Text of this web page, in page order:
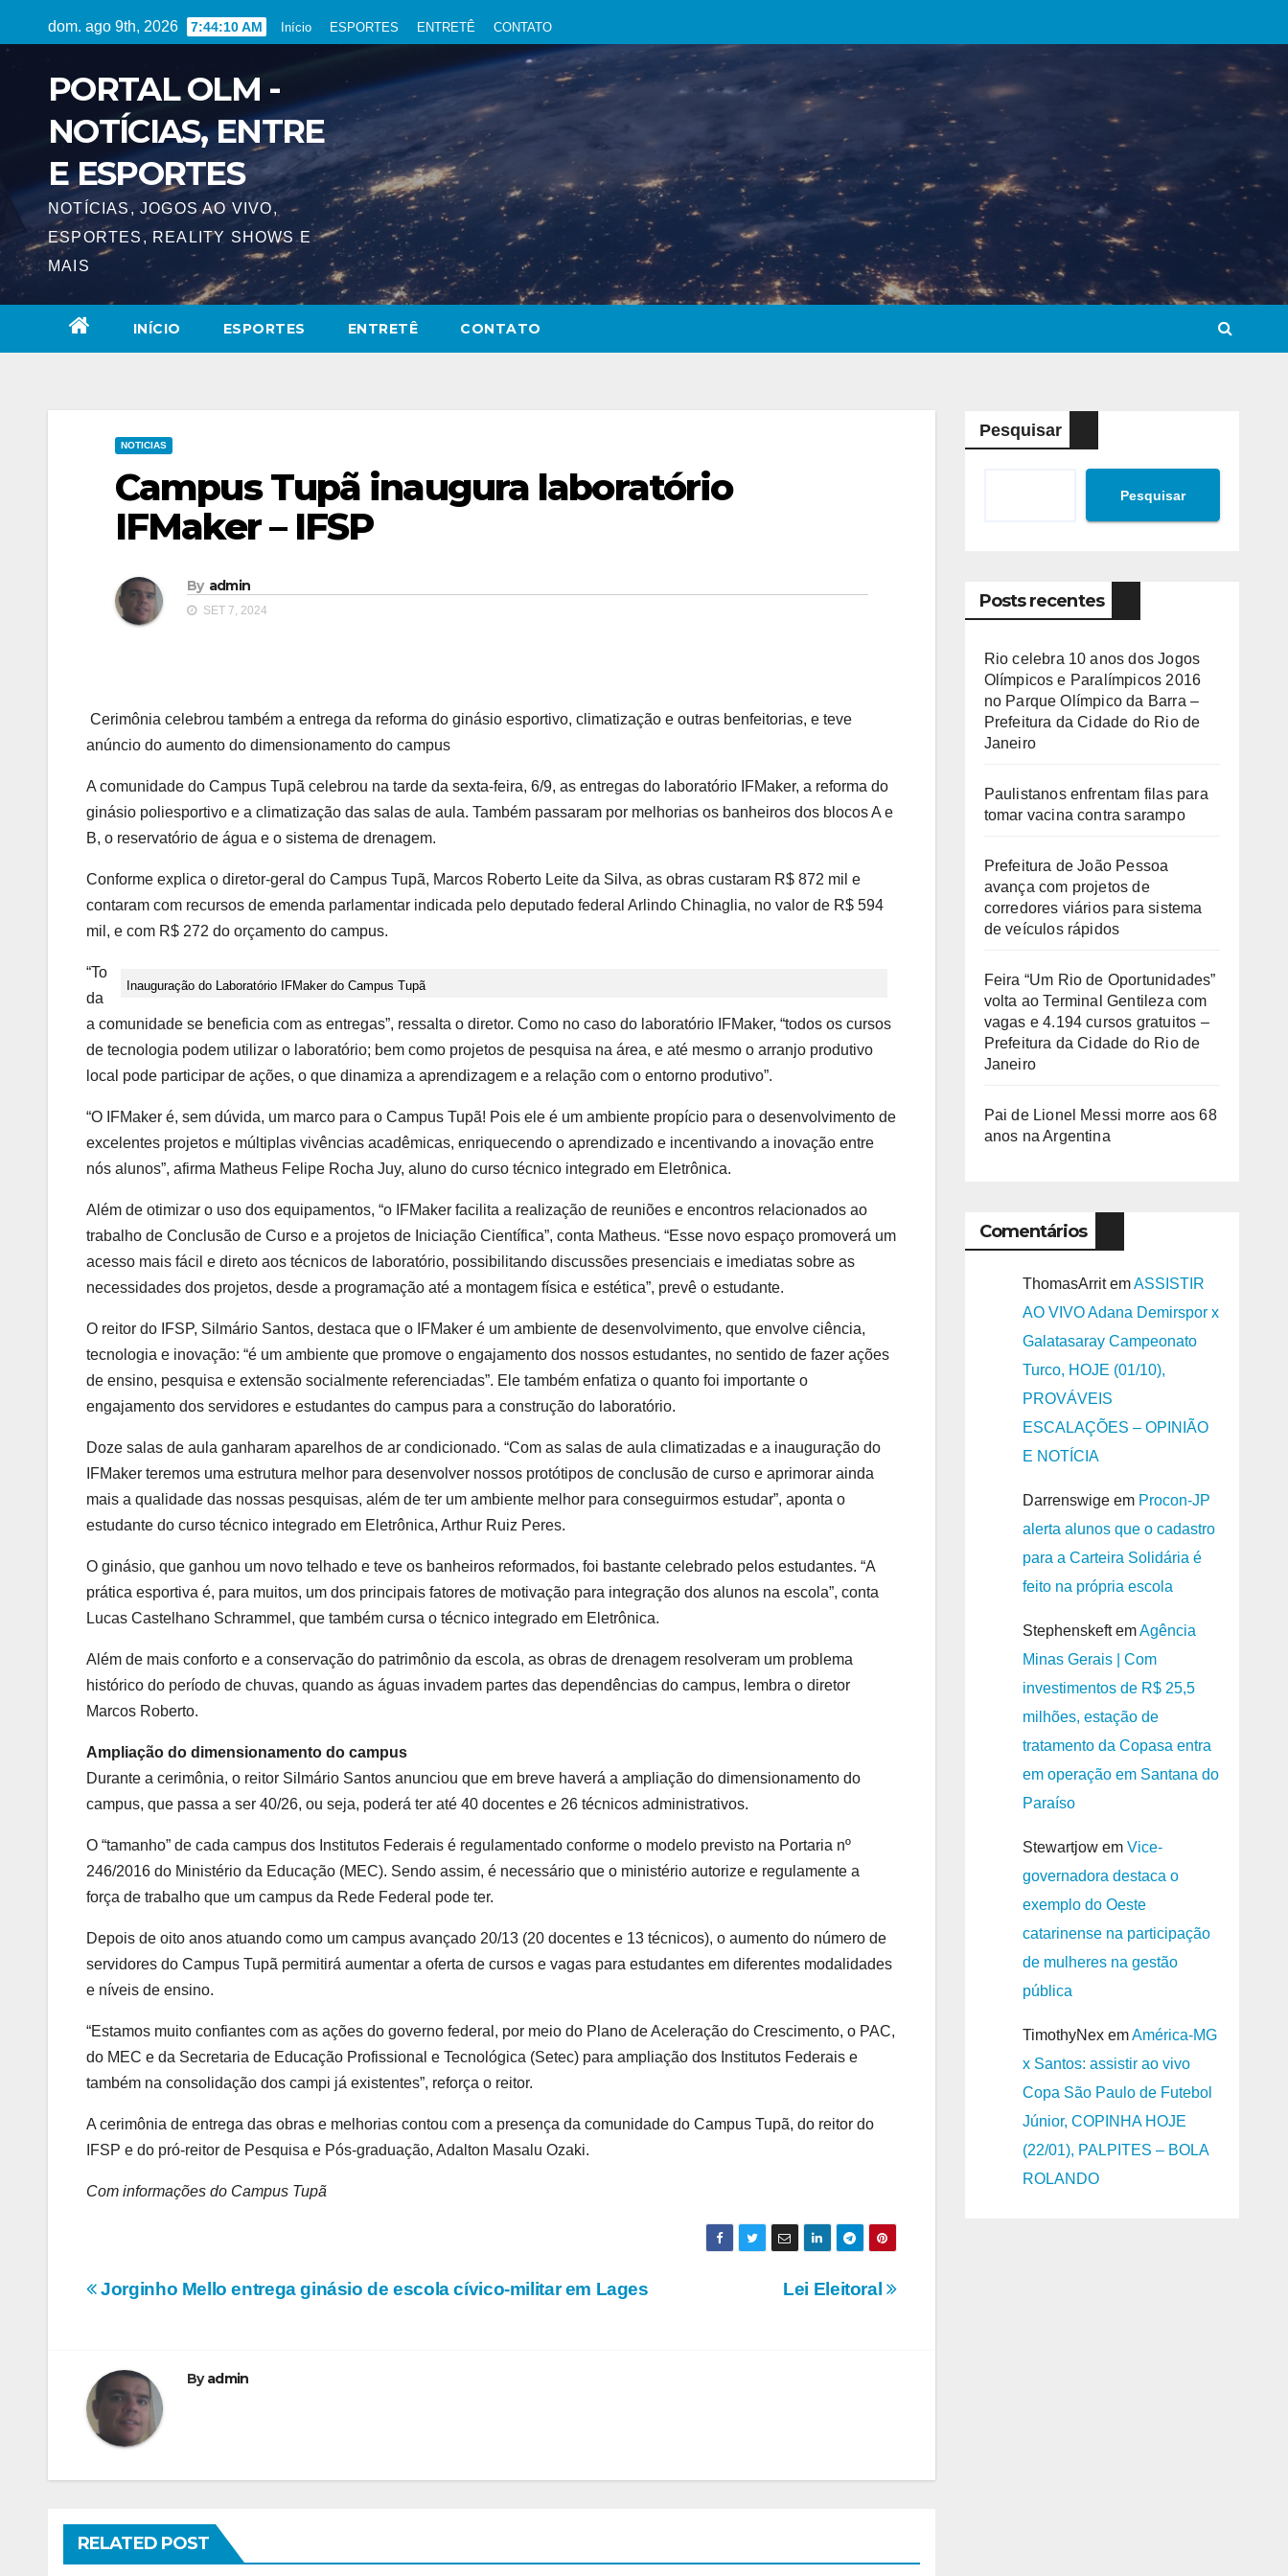
to
dom. ago 9th, 2026 7:44:11 AM Início ESPORTES ENTRETÊ CONTATO
PORTAL OLM -
NOTÍCIAS, ENTRE
E ESPORTES
NOTÍCIAS, JOGOS AO VIVO,
ESPORTES, REALITY SHOWS E
MAIS
INÍCIO ESPORTES ENTRETÊ CONTATO
NOTICIAS
Campus Tupã inaugura laboratório
IFMaker – IFSP
By admin
SET 7, 2024
Cerimônia celebrou também a entrega da reforma do ginásio esportivo, climatização e outras benfeitorias, e teve
anúncio do aumento do dimensionamento do campus
A comunidade do Campus Tupã celebrou na tarde da sexta-feira, 6/9, as entregas do laboratório IFMaker, a reforma do
ginásio poliesportivo e a climatização das salas de aula. Também passaram por melhorias os banheiros dos blocos A e
B, o reservatório de água e o sistema de drenagem.
Conforme explica o diretor-geral do Campus Tupã, Marcos Roberto Leite da Silva, as obras custaram R$ 872 mil e
contaram com recursos de emenda parlamentar indicada pelo deputado federal Arlindo Chinaglia, no valor de R$ 594
mil, e com R$ 272 do orçamento do campus.
Inauguração do Laboratório IFMaker do Campus Tupã
“To
da
a comunidade se beneficia com as entregas”, ressalta o diretor. Como no caso do laboratório IFMaker, “todos os cursos
de tecnologia podem utilizar o laboratório; bem como projetos de pesquisa na área, e até mesmo o arranjo produtivo
local pode participar de ações, o que dinamiza a aprendizagem e a relação com o entorno produtivo”.
“O IFMaker é, sem dúvida, um marco para o Campus Tupã! Pois ele é um ambiente propício para o desenvolvimento de
excelentes projetos e múltiplas vivências acadêmicas, enriquecendo o aprendizado e incentivando a inovação entre
nós alunos”, afirma Matheus Felipe Rocha Juy, aluno do curso técnico integrado em Eletrônica.
Além de otimizar o uso dos equipamentos, “o IFMaker facilita a realização de reuniões e encontros relacionados ao
trabalho de Conclusão de Curso e a projetos de Iniciação Científica”, conta Matheus. “Esse novo espaço promoverá um
acesso mais fácil e direto aos técnicos de laboratório, possibilitando discussões presenciais e imediatas sobre as
necessidades dos projetos, desde a programação até a montagem física e estética”, prevê o estudante.
O reitor do IFSP, Silmário Santos, destaca que o IFMaker é um ambiente de desenvolvimento, que envolve ciência,
tecnologia e inovação: “é um ambiente que promove o engajamento dos nossos estudantes, no sentido de fazer ações
de ensino, pesquisa e extensão socialmente referenciadas”. Ele também enfatiza o quanto foi importante o
engajamento dos servidores e estudantes do campus para a construção do laboratório.
Doze salas de aula ganharam aparelhos de ar condicionado. “Com as salas de aula climatizadas e a inauguração do
IFMaker teremos uma estrutura melhor para desenvolver nossos protótipos de conclusão de curso e aprimorar ainda
mais a qualidade das nossas pesquisas, além de ter um ambiente melhor para conseguirmos estudar”, aponta o
estudante do curso técnico integrado em Eletrônica, Arthur Ruiz Peres.
O ginásio, que ganhou um novo telhado e teve os banheiros reformados, foi bastante celebrado pelos estudantes. “A
prática esportiva é, para muitos, um dos principais fatores de motivação para integração dos alunos na escola”, conta
Lucas Castelhano Schrammel, que também cursa o técnico integrado em Eletrônica.
Além de mais conforto e a conservação do patrimônio da escola, as obras de drenagem resolveram um problema
histórico do período de chuvas, quando as águas invadem partes das dependências do campus, lembra o diretor
Marcos Roberto.
Ampliação do dimensionamento do campus
Durante a cerimônia, o reitor Silmário Santos anunciou que em breve haverá a ampliação do dimensionamento do
campus, que passa a ser 40/26, ou seja, poderá ter até 40 docentes e 26 técnicos administrativos.
O “tamanho” de cada campus dos Institutos Federais é regulamentado conforme o modelo previsto na Portaria nº
246/2016 do Ministério da Educação (MEC). Sendo assim, é necessário que o ministério autorize e regulamente a
força de trabalho que um campus da Rede Federal pode ter.
Depois de oito anos atuando como um campus avançado 20/13 (20 docentes e 13 técnicos), o aumento do número de
servidores do Campus Tupã permitirá aumentar a oferta de cursos e vagas para estudantes em diferentes modalidades
e níveis de ensino.
“Estamos muito confiantes com as ações do governo federal, por meio do Plano de Aceleração do Crescimento, o PAC,
do MEC e da Secretaria de Educação Profissional e Tecnológica (Setec) para ampliação dos Institutos Federais e
também na consolidação dos campi já existentes”, reforça o reitor.
A cerimônia de entrega das obras e melhorias contou com a presença da comunidade do Campus Tupã, do reitor do
IFSP e do pró-reitor de Pesquisa e Pós-graduação, Adalton Masalu Ozaki.
Com informações do Campus Tupã
Navegação
Post
Lei Eleitoral
Jorginho Mello entrega ginásio de escola cívico-militar em Lages
Byadmin
RELATED POST
Pesquisar
Pesquisar
Posts recentes
Rio celebra 10 anos dos Jogos
Olímpicos e Paralímpicos 2016
no Parque Olímpico da Barra –
Prefeitura da Cidade do Rio de
Janeiro
Paulistanos enfrentam filas para
tomar vacina contra sarampo
Prefeitura de João Pessoa
avança com projetos de
corredores viários para sistema
de veículos rápidos
Feira “Um Rio de Oportunidades”
volta ao Terminal Gentileza com
vagas e 4.194 cursos gratuitos –
Prefeitura da Cidade do Rio de
Janeiro
Pai de Lionel Messi morre aos 68
anos na Argentina
Comentários
ThomasArritemASSISTIR
AO VIVO Adana Demirspor x
Galatasaray Campeonato
Turco, HOJE (01/10),
PROVÁVEIS
ESCALAÇÕES – OPINIÃO
E NOTÍCIA
Darrenswigeem Procon-JP
alerta alunos que o cadastro
para a Carteira Solidária é
feito na própria escola
StephenskeftemAgência
Minas Gerais | Com
investimentos de R$ 25,5
milhões, estação de
tratamento da Copasa entra
em operação em Santana do
Paraíso
Stewartjowem Vice-
governadora destaca o
exemplo do Oeste
catarinense na participação
de mulheres na gestão
pública
TimothyNexemAmérica-MG
x Santos: assistir ao vivo
Copa São Paulo de Futebol
Júnior, COPINHA HOJE
(22/01), PALPITES – BOLA
ROLANDO